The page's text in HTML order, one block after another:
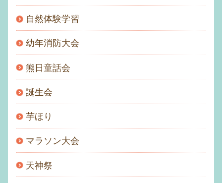
自然体験学習
幼年消防大会
熊日童話会
誕生会
芋ほり
マラソン大会
天神祭